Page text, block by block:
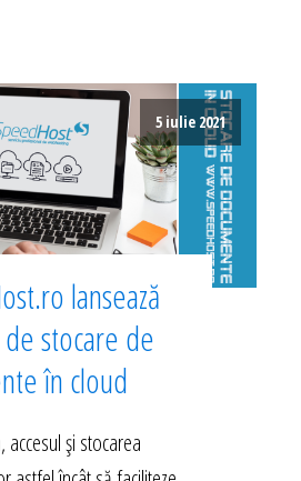
5 iulie 2021
lansează
stocare de
în cloud
accesul și stocarea